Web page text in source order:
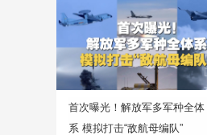
首次曝光！解放军多军种全体
系 模拟打击“敌航母编队”